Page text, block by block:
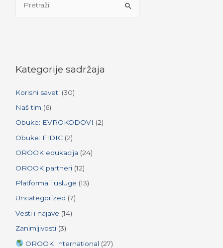
h
o
r
:
Kategorije sadržaja
Korisni saveti (30)
Naš tim (6)
Obuke: EVROKODOVI (2)
Obuke: FIDIC (2)
OROOK edukacija (24)
OROOK partneri (12)
Platforma i usluge (13)
Uncategorized (7)
Vesti i najave (14)
Zanimljivosti (3)
OROOK International (27)